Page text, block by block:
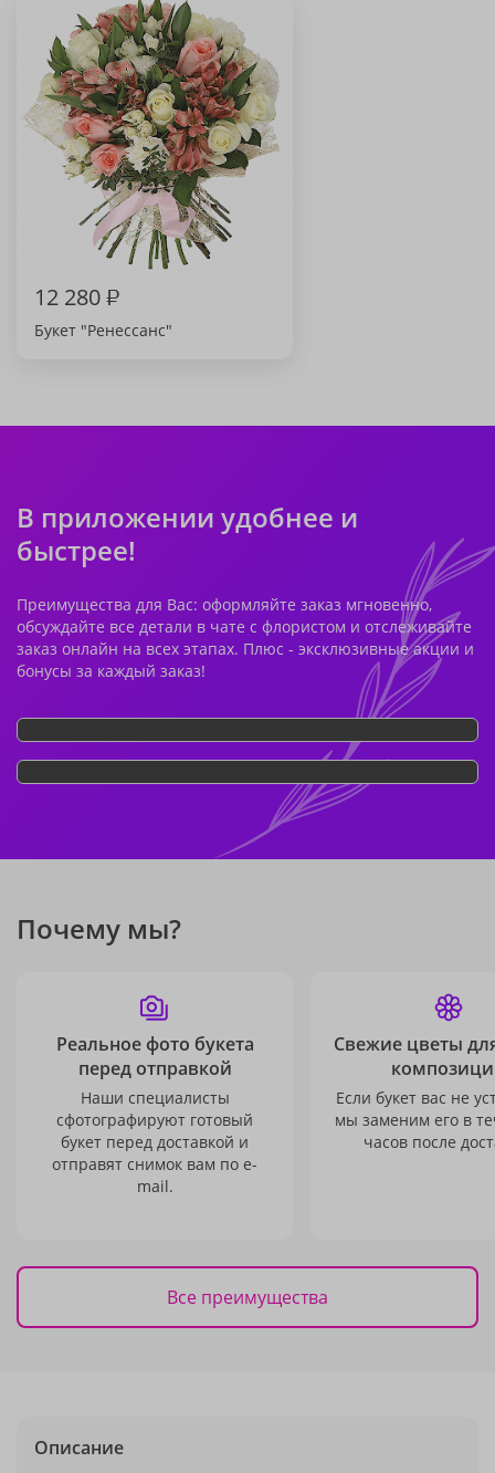
12 280₽
Букет "Ренессанс"
В приложении удобнее и
быстрее!
Преимущества для Вас: оформляйте заказ мгновенно,
обсуждайте все детали в чате с флористом и отслеживайте
заказ онлайн на всех этапах. Плюс - эксклюзивные акции и
бонусы за каждый заказ!
Почему мы?
Реальное фото букета
перед отправкой
Наши специалисты
сфотографируют готовый
букет перед доставкой и
отправят снимок вам по e-
mail.
Свежие цветы
Если букет вас не
мы заменим его в
часов после
Все преимущества
Описание